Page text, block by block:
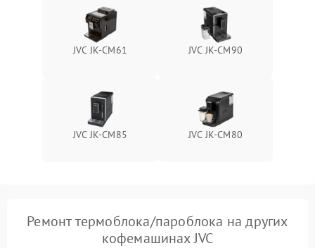
JVC JK-CM61 JVC JK-CM90
JVC JK-CM85 JVC JK-CM80
Ремонт термоблока/пароблока на других
кофемашинах JVC